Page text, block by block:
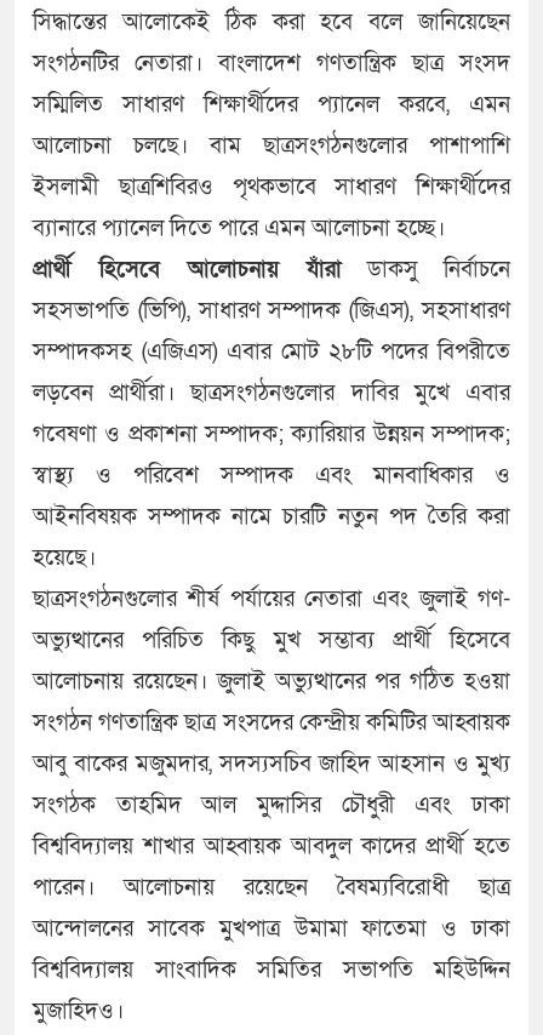
সিদ্ধান্তের আলোকেই ঠিক করা হবে বলে জানিয়েছেন
সংগঠনটির নেতারা। বাংলাদেশ গণতান্ত্রিক ছাত্র সংসদ
সম্মিলিত সাধারণ শিক্ষার্থীদের প্যানেল করবে, এমন
আলোচনা চলছে। বাম ছাত্রসংগঠনগুলোর পাশাপাশি
ইসলামী ছাত্রশিবিরও পৃথকভাবে সাধারণ শিক্ষার্থীদের
ব্যানারে প্যানেল দিতে পারে এমন আলোচনা হচ্ছে।
প্রার্থী হিসেবে আলোচনায় যাঁরাডাকসু নির্বাচনে
সহসভাপতি (ভিপি), সাধারণ সম্পাদক (জিএস), সহসাধারণ
সম্পাদকসহ (এজিএস) এবার মোট ২৮টি পদের বিপরীতে
লড়বেন প্রার্থীরা। ছাত্রসংগঠনগুলোর দাবির মুখে এবার
গবেষণা ও প্রকাশনা সম্পাদক; ক্যারিয়ার উন্নয়ন সম্পাদক;
স্বাস্থ্য ও পরিবেশ সম্পাদক এবং মানবাধিকার ও
আইনবিষয়ক সম্পাদক নামে চারটি নতুন পদ তৈরি করা
হয়েছে।
ছাত্রসংগঠনগুলোর শীর্ষ পর্যায়ের নেতারা এবং জুলাই গণ-
অভ্যুত্থানের পরিচিত কিছু মুখ সম্ভাব্য প্রার্থী হিসেবে
আলোচনায় রয়েছেন। জুলাই অভ্যুত্থানের পর গঠিত হওয়া
সংগঠন গণতান্ত্রিক ছাত্র সংসদের কেন্দ্রীয় কমিটির আহ্বায়ক
আবু বাকের মজুমদার, সদস্যসচিব জাহিদ আহসান ও মুখ্য
সংগঠক তাহমিদ আল মুদ্দাসির চৌধুরী এবং ঢাকা
বিশ্ববিদ্যালয় শাখার আহ্বায়ক আবদুল কাদের প্রার্থী হতে
পারেন। আলোচনায় রয়েছেন বৈষম্যবিরোধী ছাত্র
আন্দোলনের সাবেক মুখপাত্র উমামা ফাতেমা ও ঢাকা
বিশ্ববিদ্যালয় সাংবাদিক সমিতির সভাপতি মহিউদ্দিন
মুজাহিদও।